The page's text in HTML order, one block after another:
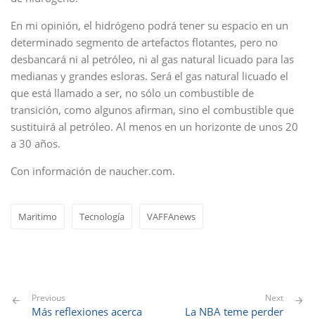
En mi opinión, el hidrógeno podrá tener su espacio en un
determinado segmento de artefactos flotantes, pero no
desbancará ni al petróleo, ni al gas natural licuado para las
medianas y grandes esloras. Será el gas natural licuado el
que está llamado a ser, no sólo un combustible de
transición, como algunos afirman, sino el combustible que
sustituirá al petróleo. Al menos en un horizonte de unos 20
a 30 años.
Con información de naucher.com.
Maritimo Tecnología VAFFAnews
Previous
Más reflexiones acerca
Next
La NBA teme perder